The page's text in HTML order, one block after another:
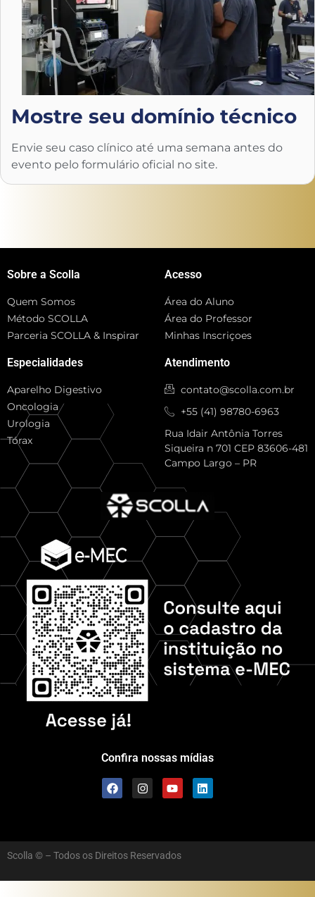
Mostre seu domínio técnico
Envie seu caso clínico até uma semana antes do
evento pelo formulário oficial no site.
Sobre a Scolla
Quem Somos
Método SCOLLA
Parceria SCOLLA & Inspirar
Especialidades
Aparelho Digestivo
Oncologia
Urologia
Tórax
Acesso
Área do Aluno
Área do Professor
Minhas Inscriçoes
Atendimento
contato@scolla.com.br
+55 (41) 98780-6963
Rua Idair Antônia Torres
Siqueira n 701 CEP 83606-481
Campo Largo – PR
Confira nossas mídias
Scolla © – Todos os Direitos Reservados